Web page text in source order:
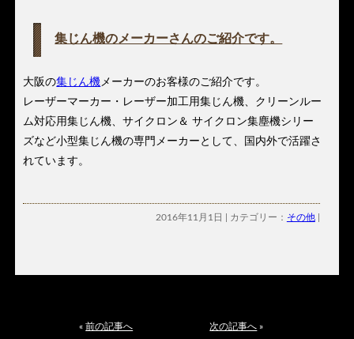
集じん機のメーカーさんのご紹介です。
大阪の集じん機メーカーのお客様のご紹介です。
レーザーマーカー・レーザー加工用集じん機、クリーンルー
ム対応用集じん機、サイクロン＆ サイクロン集塵機シリー
ズなど小型集じん機の専門メーカーとして、国内外で活躍さ
れています。
2016年11月1日 | カテゴリー： その他|
«前の記事へ 次の記事へ »